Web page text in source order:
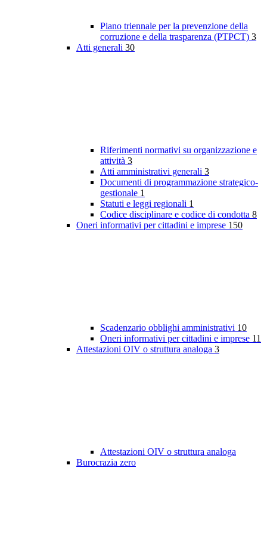
Piano triennale per la prevenzione della
corruzione e della trasparenza (PTPCT) 3
Atti generali 30
Riferimenti normativi su organizzazione e
attività 3
Atti amministrativi generali 3
Documenti di programmazione strategico-
gestionale 1
Statuti e leggi regionali 1
Codice disciplinare e codice di condotta 8
Oneri informativi per cittadini e imprese 150
Scadenzario obblighi amministrativi 10
Oneri informativi per cittadini e imprese 11
Attestazioni OIV o struttura analoga 3
Attestazioni OIV o struttura analoga
Burocrazia zero